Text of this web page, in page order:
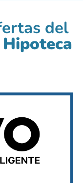
del
Hipoteca